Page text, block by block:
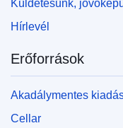
Küldetésünk,
Hírlevél
Erőforrások
Akadálymentes
Cellar